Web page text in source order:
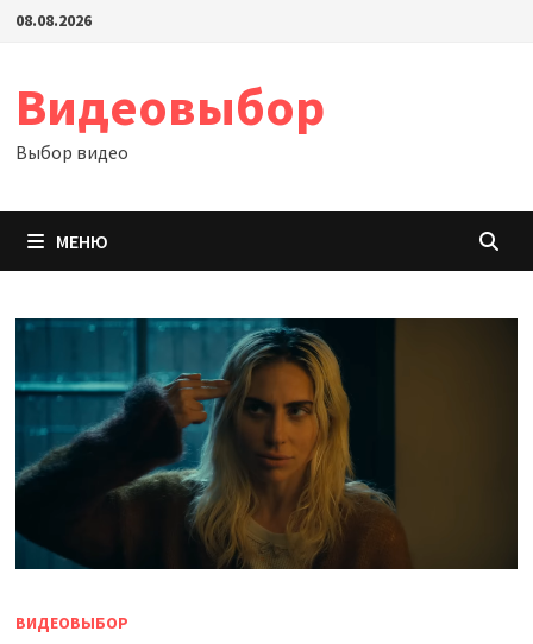
Перейти
08.08.2026
Видеовыбор
Выбор видео
МЕНЮ
ВИДЕОВЫБОР